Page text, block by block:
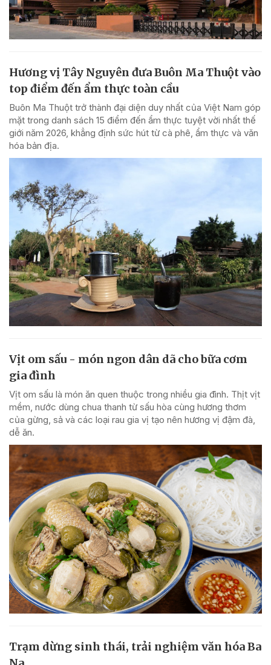
Hương vị Tây Nguyên đưa Buôn Ma Thuột vào
top điểm đến ẩm thực toàn cầu
Buôn Ma Thuột trở thành đại diện duy nhất của Việt Nam góp
mặt trong danh sách 15 điểm đến ẩm thực tuyệt vời nhất thế
giới năm 2026, khẳng định sức hút từ cà phê, ẩm thực và văn
hóa bản địa.
Vịt om sấu - món ngon dân dã cho bữa cơm
gia đình
Vịt om sấu là món ăn quen thuộc trong nhiều gia đình. Thịt vịt
mềm, nước dùng chua thanh từ sấu hòa cùng hương thơm
của gừng, sả và các loại rau gia vị tạo nên hương vị đậm đà,
dễ ăn.
Trạm dừng sinh thái, trải nghiệm văn hóa Ba